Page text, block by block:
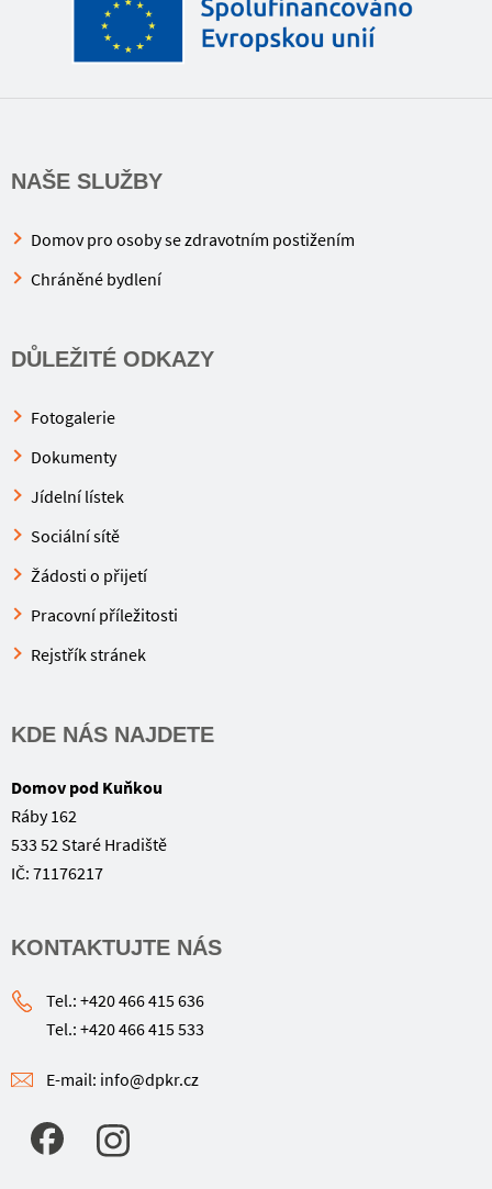
NAŠE SLUŽBY
Domov pro osoby se zdravotním postižením
Chráněné bydlení
DŮLEŽITÉ ODKAZY
Fotogalerie
Dokumenty
Jídelní lístek
Sociální sítě
Žádosti o přijetí
Pracovní příležitosti
Rejstřík stránek
KDE NÁS NAJDETE
Domov pod Kuňkou
Ráby 162
533 52 Staré Hradiště
IČ: 71176217
KONTAKTUJTE NÁS
Tel.: +420 466 415 636
Tel.: +420 466 415 533
E-mail: info@dpkr.cz